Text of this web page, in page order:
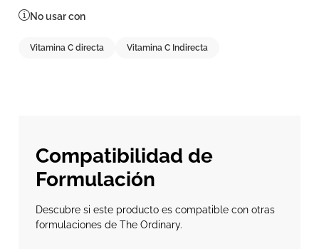
No usar con
Vitamina C directa Vitamina C Indirecta
Compatibilidad de
Formulación
Descubre si este producto es compatible con otras
formulaciones de The Ordinary.